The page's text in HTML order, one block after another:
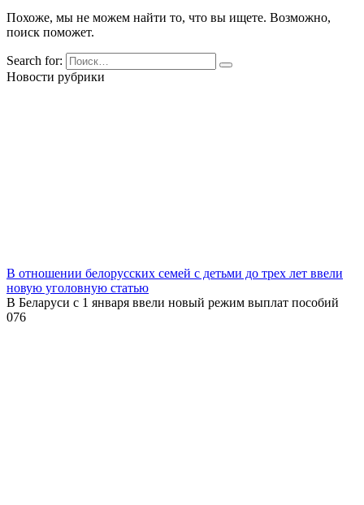
Похоже, мы не можем найти то, что вы ищете. Возможно,
поиск поможет.
Search for:
Новости рубрики
В отношении белорусских семей с детьми до трех лет ввели
новую уголовную статью
В Беларуси с 1 января ввели новый режим выплат пособий
076